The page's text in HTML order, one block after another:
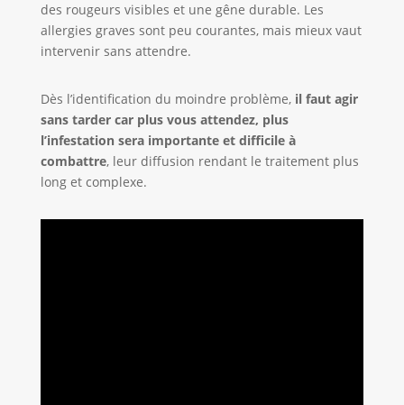
des rougeurs visibles et une gêne durable. Les
allergies graves sont peu courantes, mais mieux vaut
intervenir sans attendre.
Dès l’identification du moindre problème, il faut agir
sans tarder car plus vous attendez, plus
l’infestation sera importante et difficile à
combattre, leur diffusion rendant le traitement plus
long et complexe.